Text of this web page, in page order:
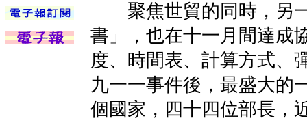
聚焦世貿的同時，另一
書」，也在十一月間達成
度、時間表、計算方式、
九一一事件後，最盛大的
個國家，四十四位部長，